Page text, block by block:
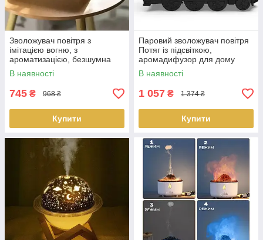
Зволожувач повітря з
імітацією вогню, з
ароматизацією, безшумна
робота, для дому та офісу
Доставка по Україні
В наявності
745 ₴ 968 ₴
Купити
Паровий зволожувач повітря
Потяг із підсвіткою,
аромадифузор для дому
Доставка по Україні
В наявності
1 057 ₴ 1 374 ₴
Купити